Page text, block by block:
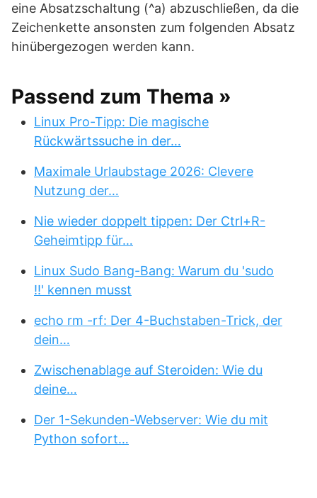
eine Absatzschaltung (^a) abzuschließen, da die
Zeichenkette ansonsten zum folgenden Absatz
hinübergezogen werden kann.
Passend zum Thema »
Linux Pro-Tipp: Die magische
Rückwärtssuche in der…
Maximale Urlaubstage 2026: Clevere
Nutzung der…
Nie wieder doppelt tippen: Der Ctrl+R-
Geheimtipp für…
Linux Sudo Bang-Bang: Warum du 'sudo
!!' kennen musst
echo rm -rf: Der 4-Buchstaben-Trick, der
dein…
Zwischenablage auf Steroiden: Wie du
deine…
Der 1-Sekunden-Webserver: Wie du mit
Python sofort…